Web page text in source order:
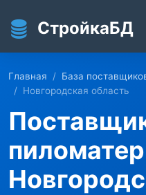
СтройкаБД
Главная База
Новгородская область